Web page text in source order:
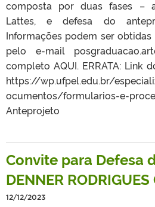
composta por duas fases –
Lattes, e defesa do
Informações podem ser obtidas
pelo e-mail
completo AQUI. ERRATA: Link
https://wp.ufpel.edu.br/
ocumentos/formularios-e-
Anteprojeto
Convite para Defesa
DENNER
12/12/2023